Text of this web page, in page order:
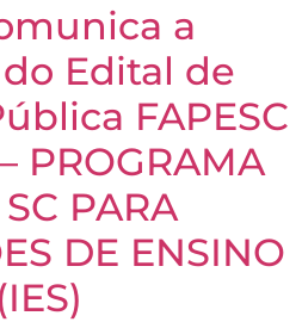
a
Edital de
FAPESC
PROGRAMA
PARA
DE ENSINO